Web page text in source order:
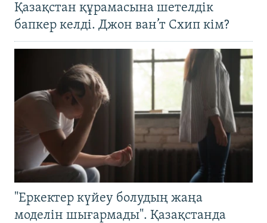
Қазақстан құрамасына шетелдік
бапкер келді. Джон ван’т Схип кім?
"Еркектер күйеу болудың жаңа
моделін шығармады". Қазақстанда